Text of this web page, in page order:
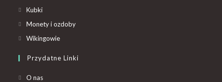
Kubki
Monety i ozdoby
Wikingowie
Przydatne Linki
O nas